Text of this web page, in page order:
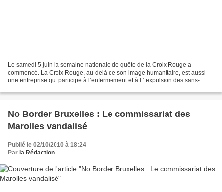
Le samedi 5 juin la semaine nationale de quête de la Croix Rouge a
commencé. La Croix Rouge, au-delà de son image humanitaire, est aussi
une entreprise qui participe à l’enfermement et à l ’ expulsion des sans-
No Border Bruxelles : Le commissariat des
Marolles vandalisé
Publié le 02/10/2010 à 18:24
Par la Rédaction